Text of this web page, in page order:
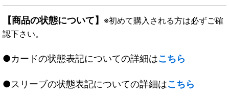
【商品の状態について】 ※初めて購入される方は必ずご確
認下さい。
●カードの状態表記についての詳細はこちら
●スリーブの状態表記についての詳細はこちら